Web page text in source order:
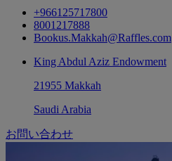
+966125717800
8001217888
Bookus.Makkah@Raffles.com
King Abdul Aziz Endowment
21955 Makkah
Saudi Arabia
お問い合わせ